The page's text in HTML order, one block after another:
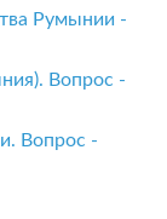
Румынии -
Вопрос -
Вопрос -